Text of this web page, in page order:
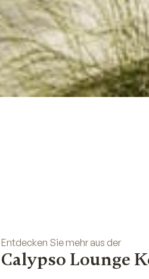
Entdecken Sie mehr aus der
Calypso Lounge